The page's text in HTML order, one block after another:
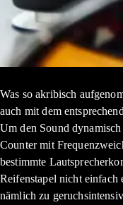
Was so akribisch
auch mit dem
Um den Sound
Counter mit
bestimmte
Reifenstapel nicht einfach
nämlich zu